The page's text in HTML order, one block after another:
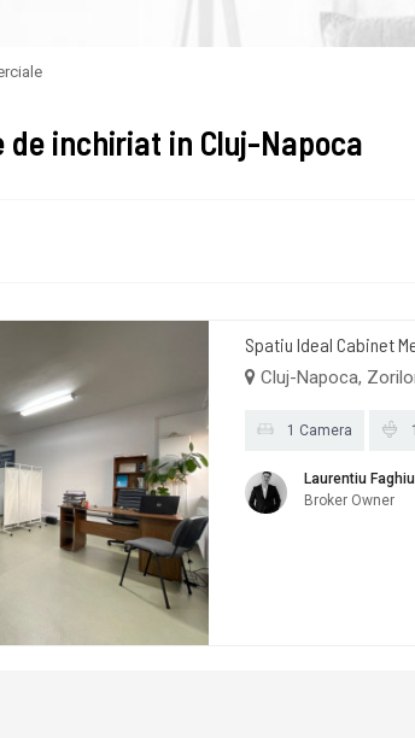
inchiriat in Cluj-Napoca
Spatiu Ideal Cabinet
Cluj-Napoca,
1 Camera
Laurentiu
Broker Owner